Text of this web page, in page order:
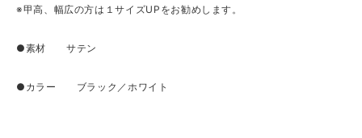
※甲高、幅広の方は１サイズUPをお勧めします。
●素材 サテン
●カラー ブラック／ホワイト